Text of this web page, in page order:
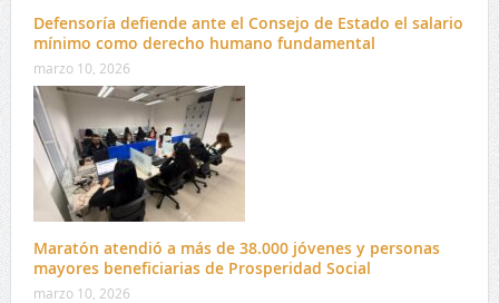
Defensoría defiende ante el Consejo de Estado el salario
mínimo como derecho humano fundamental
marzo 10, 2026
Maratón atendió a más de 38.000 jóvenes y personas
mayores beneficiarias de Prosperidad Social
marzo 10, 2026